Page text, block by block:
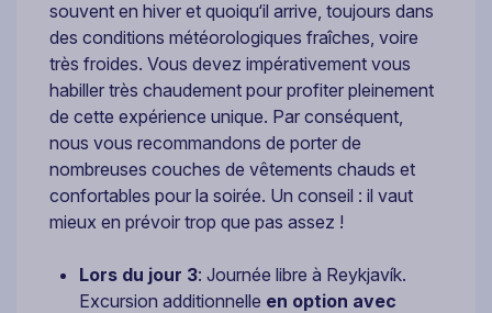
souvent en hiver et quoiqu‘il arrive, toujours dans
des conditions météorologiques fraîches, voire
très froides. Vous devez impérativement vous
habiller très chaudement pour profiter pleinement
de cette expérience unique. Par conséquent,
nous vous recommandons de porter de
nombreuses couches de vêtements chauds et
confortables pour la soirée. Un conseil : il vaut
mieux en prévoir trop que pas assez !
Lors du jour 3: Journée libre à Reykjavík.
Excursion additionnelle en option avec